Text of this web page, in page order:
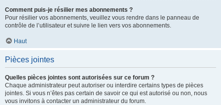
Comment puis-je résilier mes abonnements ?
Pour résilier vos abonnements, veuillez vous rendre dans le panneau de
contrôle de l’utilisateur et suivre le lien vers vos abonnements.
Haut
Pièces jointes
Quelles pièces jointes sont autorisées sur ce forum ?
Chaque administrateur peut autoriser ou interdire certains types de pièces
jointes. Si vous n’êtes pas certain de savoir ce qui est autorisé ou non, nous
vous invitons à contacter un administrateur du forum.